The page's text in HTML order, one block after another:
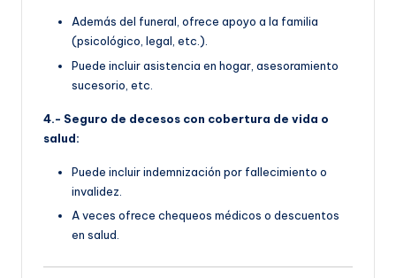
Además del funeral, ofrece apoyo a la familia
(psicológico, legal, etc.).
Puede incluir asistencia en hogar, asesoramiento
sucesorio, etc.
4.- Seguro de decesos con cobertura de vida o
salud:
Puede incluir indemnización por fallecimiento o
invalidez.
A veces ofrece chequeos médicos o descuentos
en salud.